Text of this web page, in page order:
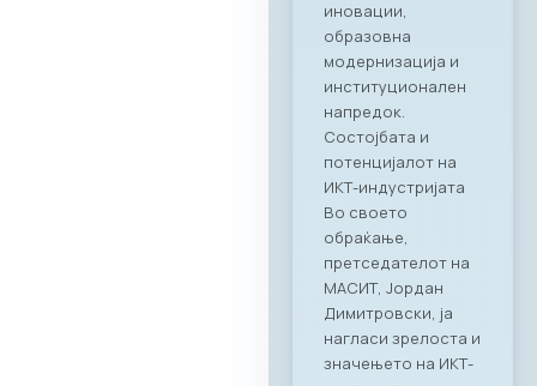
Ragusa Group.
Преку овој настан,
членките на
комората имаа
единствена
можност одблиску
да се запознаат со
капацитетите и
професионалност
а на Ragusa Group –
лидер во областа
на организација на
корпоративни
настани и
гостопримство.